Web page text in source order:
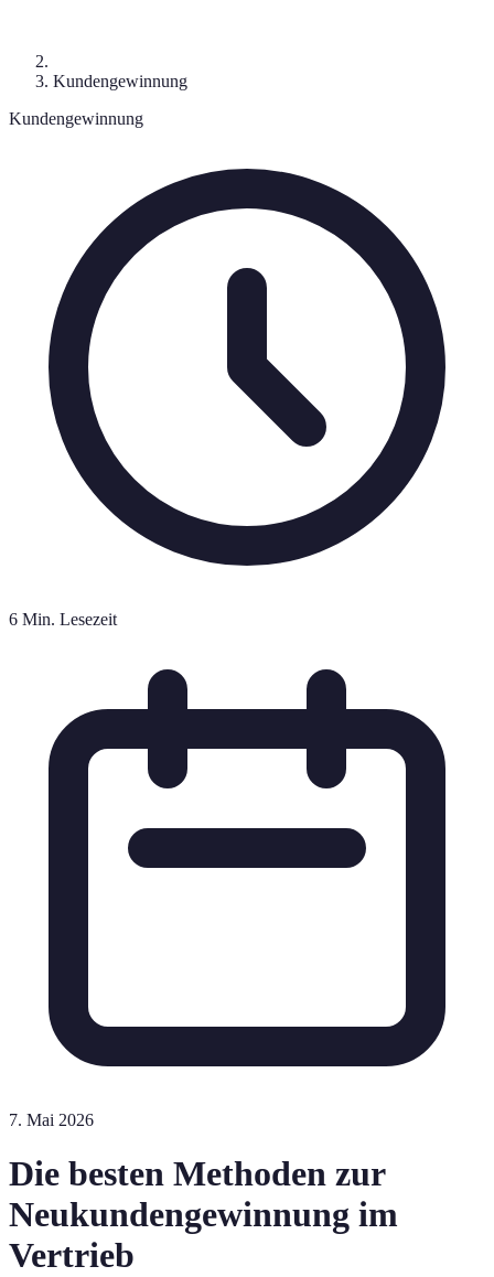
Kundengewinnung
Kundengewinnung
6 Min. Lesezeit
7. Mai 2026
Die besten Methoden zur
Neukundengewinnung im
Vertrieb